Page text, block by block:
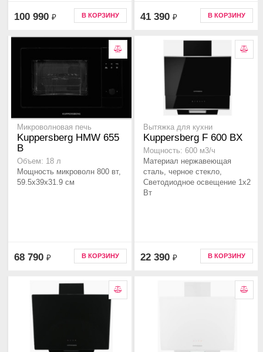
100 990 ₽ В КОРЗИНУ 41 390 ₽ В КОРЗИНУ
Микроволновая печь
Kuppersberg HMW 655
B
Объем: 18 л
Мощность микроволн 800 вт,
59.5x39x31.9 см
68 790 ₽ В КОРЗИНУ
Вытяжка для кухни
Kuppersberg F 600 BX
Мощность: 600 м3/ч
Материал нержавеющая
сталь, черное стекло,
Светодиодное освещение 1x2
Вт
22 390 ₽ В КОРЗИНУ